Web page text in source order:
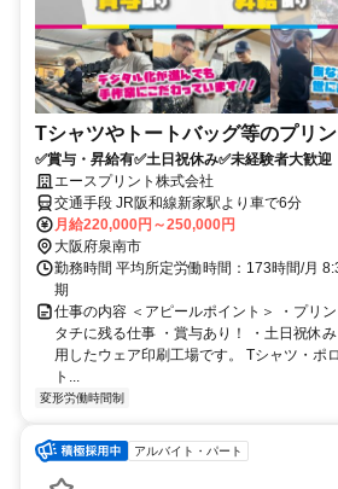
Tシャツやトートバッグ等のプリ
✅賞与・昇給有✅土日祝休み✅未経験者大歓迎
エースプリント株式会社
交通手段 JR阪和線新家駅より車で6分
月給220,000円～250,000円
大阪府泉南市
勤務時間 平均所定労働時間：173時間/月
期
仕事の内容 ＜アピールポイント＞ ・プリ
タチに残る仕事 ・賞与あり！ ・土日祝休
用したウェア印刷工場です。 Tシャツ・ポ
ト...
変形労働時間制
アルバイト・パート